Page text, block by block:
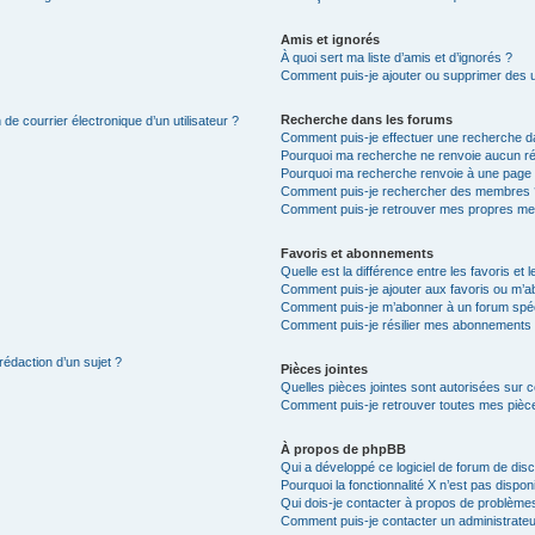
courrier électronique d’un utilisateur ?
d’un sujet ?
Amis et ignorés
À quoi sert ma liste d’amis et d’ignorés ?
Comment puis-je ajouter ou supprimer des
Recherche dans les forums
Comment puis-je effectuer une recherche
Pourquoi ma recherche ne renvoie aucun
Pourquoi ma recherche renvoie à une page
Comment puis-je rechercher des membres
Comment puis-je retrouver mes propres
Favoris et abonnements
Quelle est la différence entre les favoris et
Comment puis-je ajouter aux favoris ou
Comment puis-je m’abonner à un forum
Comment puis-je résilier mes abonnements
Pièces jointes
Quelles pièces jointes sont autorisées sur
Comment puis-je retrouver toutes mes
À propos de phpBB
Qui a développé ce logiciel de forum de
Pourquoi la fonctionnalité X n’est pas
Qui dois-je contacter à propos de
Comment puis-je contacter un